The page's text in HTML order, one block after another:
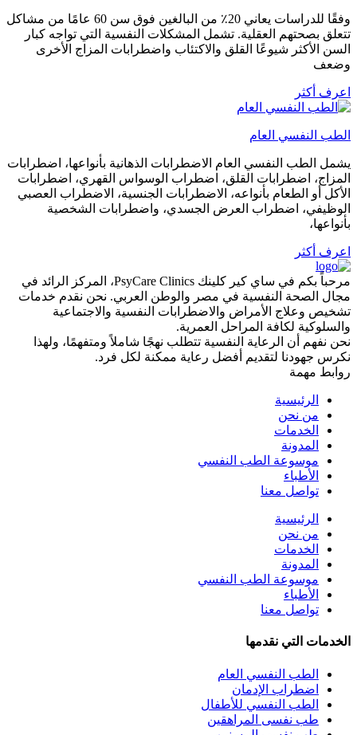
وفقًا للدراسات يعاني 20٪ من البالغين فوق سن 60 عامًا من مشاكل
تتعلق بصحتهم العقلية. تشمل المشكلات النفسية التي تواجه كبار
السن الأكثر شيوعًا القلق والاكتئاب واضطرابات المزاج الأخرى
وضعف
اعرف أكثر
الطب النفسي العام
يشمل الطب النفسي العام الاضطرابات الذهانية بأنواعها، اضطرابات
المزاج، اضطرابات القلق، اضطراب الوسواس القهري، اضطرابات
الأكل أو الطعام بأنواعه، الاضطرابات الجنسية، الاضطراب العصبي
الوظيفي، اضطراب العرض الجسدي، واضطرابات الشخصية
بأنواعها،
اعرف أكثر
مرحباً بكم في ساي كير كلينك PsyCare Clinics، المركز الرائد في
مجال الصحة النفسية في مصر والوطن العربي. نحن نقدم خدمات
تشخيص وعلاج الأمراض والاضطرابات النفسية والاجتماعية
والسلوكية لكافة المراحل العمرية.
نحن نفهم أن الرعاية النفسية تتطلب نهجًا شاملاً ومتفهمًا، ولهذا
نكرس جهودنا لتقديم أفضل رعاية ممكنة لكل فرد.
روابط مهمة
الرئيسية
من نحن
الخدمات
المدونة
موسوعة الطب النفسي
الأطباء
تواصل معنا
الرئيسية
من نحن
الخدمات
المدونة
موسوعة الطب النفسي
الأطباء
تواصل معنا
الخدمات التي نقدمها
الطب النفسي العام
اضطراب الإدمان
الطب النفسي للأطفال
طب نفسى المراهقين